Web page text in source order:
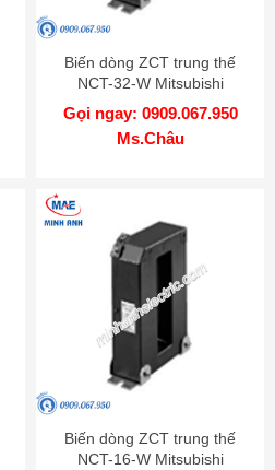
Biến dòng ZCT trung thế
NCT-32-W Mitsubishi
Gọi ngay: 0909.067.950
Ms.Châu
Biến dòng ZCT trung thế
NCT-16-W Mitsubishi